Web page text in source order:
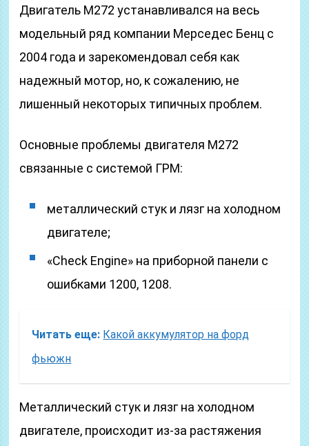
Двигатель М272 устанавливался на весь
модельный ряд компании Мерседес Бенц с
2004 года и зарекомендовал себя как
надежный мотор, но, к сожалению, не
лишенный некоторых типичных проблем.
Основные проблемы двигателя М272
связанные с системой ГРМ:
металлический стук и лязг на холодном
двигателе;
«Check Engine» на приборной панели с
ошибками 1200, 1208.
Читать еще: Какой аккумулятор на форд
фьюжн
Металлический стук и лязг на холодном
двигателе, происходит из-за растяжения